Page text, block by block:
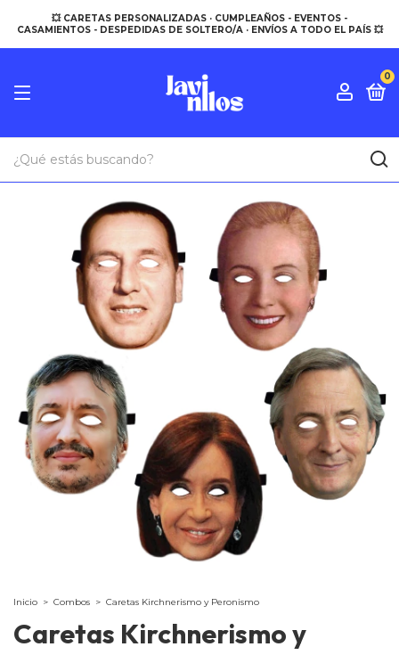
💥 CARETAS PERSONALIZADAS · CUMPLEAÑOS - EVENTOS -
CASAMIENTOS - DESPEDIDAS DE SOLTERO/A · ENVÍOS A TODO EL PAÍS 💥
0
Inicio > Combos > Caretas Kirchnerismo y Peronismo
Caretas Kirchnerismo y